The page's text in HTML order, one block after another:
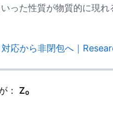
った性質が物質的に現れ
応から非閉包へ｜
： Z₀